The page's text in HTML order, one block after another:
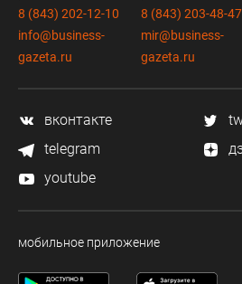
8 (843) 202-12-10
info@business-
gazeta.ru
8 (843) 203-48-47
mir@business-
gazeta.ru
вконтакте
telegram
youtube
мобильное приложение